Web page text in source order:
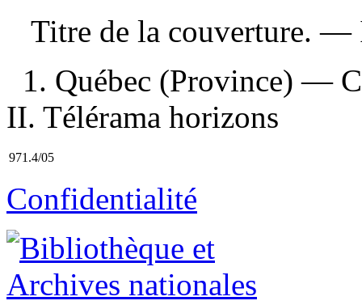
Titre de la couverture. —
1. Québec (Province) —
II. Télérama horizons
971.4/05
Confidentialité